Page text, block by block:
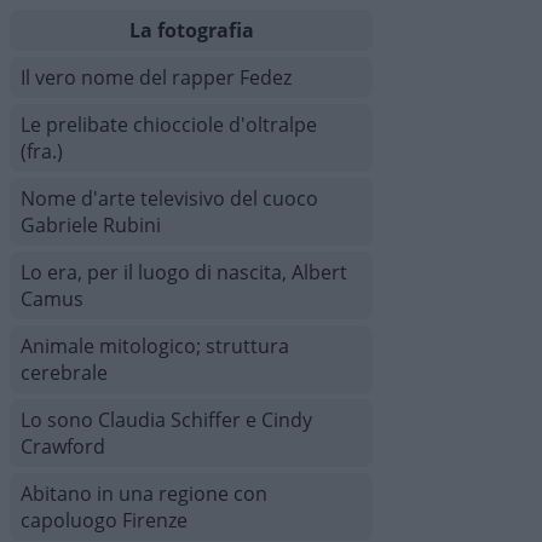
La fotografia
Il vero nome del rapper Fedez
Le prelibate chiocciole d'oltralpe
(fra.)
Nome d'arte televisivo del cuoco
Gabriele Rubini
Lo era, per il luogo di nascita, Albert
Camus
Animale mitologico; struttura
cerebrale
Lo sono Claudia Schiffer e Cindy
Crawford
Abitano in una regione con
capoluogo Firenze